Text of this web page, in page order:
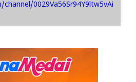
0029Va56Sr94Y9ltw5vAi